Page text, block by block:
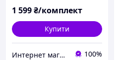
1 599₴/комплект
Купити
Интернет магазин Extrime.as 100%